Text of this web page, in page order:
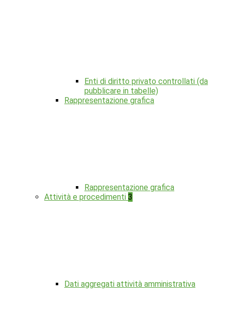
Enti di diritto privato controllati (da
pubblicare in tabelle)
Rappresentazione grafica
Rappresentazione grafica
Attività e procedimenti 3
Dati aggregati attività amministrativa